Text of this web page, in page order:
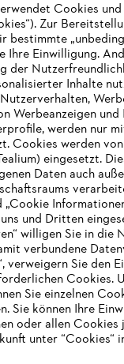
WIRD
Cookies
Zur
bestimmte
Ihre Einwilligung.
der
Inhalte
Werbeanzeigen
werden nur
Cookies werden
eingesetzt.
Daten auch
„Cookie
und Dritten
willigen Sie in die
verbundene
verweigern Sie den
Cookies.
Sie einzelnen
Sie können Ihre
oder allen
unter “Cookies“